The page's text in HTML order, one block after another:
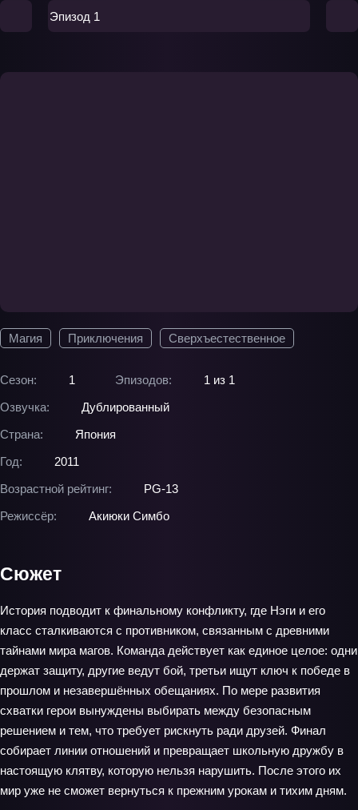
Магия Приключения Сверхъестественное
Сезон: 1 Эпизодов:
1 из 1
Озвучка:
Дублированный
Страна:
Япония
Год:
2011
Возрастной рейтинг:
PG-13
Режиссёр:
Акиюки Симбо
Эпизод 1
Сюжет
История подводит к финальному конфликту, где Нэги и его
класс сталкиваются с противником, связанным с древними
тайнами мира магов. Команда действует как единое целое: одни
держат защиту, другие ведут бой, третьи ищут ключ к победе в
прошлом и незавершённых обещаниях. По мере развития
схватки герои вынуждены выбирать между безопасным
решением и тем, что требует рискнуть ради друзей. Финал
собирает линии отношений и превращает школьную дружбу в
настоящую клятву, которую нельзя нарушить. После этого их
мир уже не сможет вернуться к прежним урокам и тихим дням.